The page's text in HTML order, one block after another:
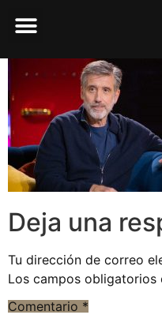
Deja una
Tu dirección de correo
Los campos obligatorios
Comentario *